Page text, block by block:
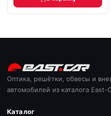
Оптика, решётки, обвесы и
автомобилей из каталога East-
Каталог